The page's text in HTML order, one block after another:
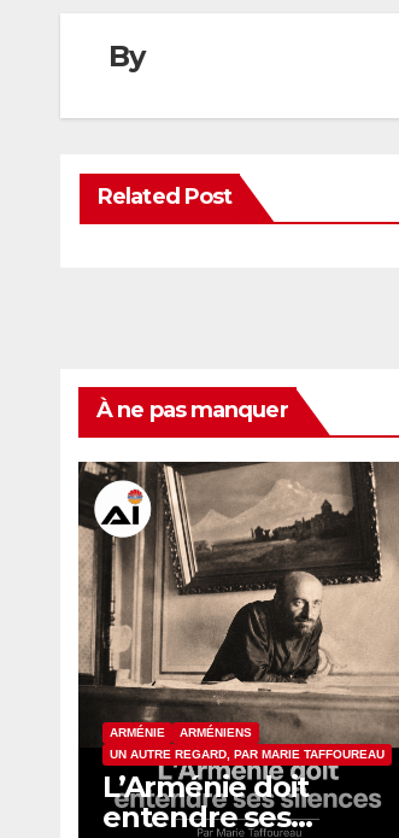
By
Related Post
À ne pas manquer
ARMÉNIE
ARMÉNIENS
UN AUTRE REGARD, PAR MARIE TAFFOUREAU
L’Arménie doit
entendre ses